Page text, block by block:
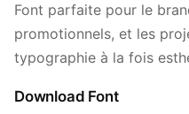
Font parfaite pour le
promotionnels, et les
typographie à la fois
Download Font